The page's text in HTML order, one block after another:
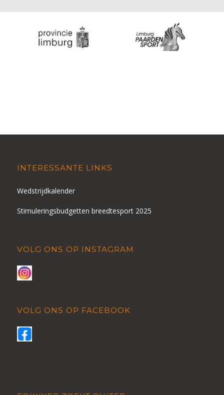
INTERESSANTE LINKS
Wedstrijdkalender
Stimuleringsbudgetten breedtesport 2025
VOLG ONS OP INSTAGRAM
VOLG ONS OP FACEBOOK